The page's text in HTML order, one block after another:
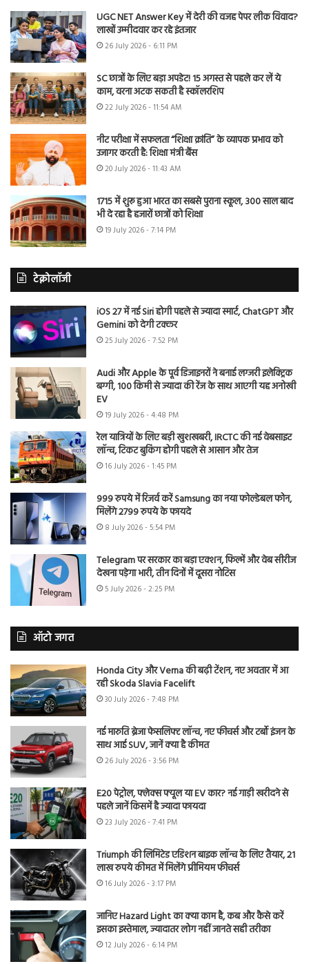
UGC NET Answer Key में देरी की वजह पेपर लीक विवाद?
लाखों उम्मीदवार कर रहे इंतजार
26 July 2026 - 6:11 PM
SC छात्रों के लिए बड़ा अपडेट! 15 अगस्त से पहले कर लें ये
काम, वरना अटक सकती है स्कॉलरशिप
22 July 2026 - 11:54 AM
नीट परीक्षा में सफलता “शिक्षा क्रांति” के व्यापक प्रभाव को
उजागर करती है: शिक्षा मंत्री बैंस
20 July 2026 - 11:43 AM
1715 में शुरू हुआ भारत का सबसे पुराना स्कूल, 300 साल बाद
भी दे रहा है हजारों छात्रों को शिक्षा
19 July 2026 - 7:14 PM
टेक्नोलॉजी
iOS 27 में नई Siri होगी पहले से ज्यादा स्मार्ट, ChatGPT और
Gemini को देगी टक्कर
25 July 2026 - 7:52 PM
Audi और Apple के पूर्व डिजाइनरों ने बनाई लग्जरी इलेक्ट्रिक
बग्गी, 100 किमी से ज्यादा की रेंज के साथ आएगी यह अनोखी
EV
19 July 2026 - 4:48 PM
रेल यात्रियों के लिए बड़ी खुशखबरी, IRCTC की नई वेबसाइट
लॉन्च, टिकट बुकिंग होगी पहले से आसान और तेज
16 July 2026 - 1:45 PM
999 रुपये में रिजर्व करें Samsung का नया फोल्डेबल फोन,
मिलेंगे 2799 रुपये के फायदे
8 July 2026 - 5:54 PM
Telegram पर सरकार का बड़ा एक्शन, फिल्में और वेब सीरीज
देखना पड़ेगा भारी, तीन दिनों में दूसरा नोटिस
5 July 2026 - 2:25 PM
ऑटो जगत
Honda City और Verna की बढ़ी टेंशन, नए अवतार में आ
रही Skoda Slavia Facelift
30 July 2026 - 7:48 PM
नई मारुति ब्रेजा फेसलिफ्ट लॉन्च, नए फीचर्स और टर्बो इंजन के
साथ आई SUV, जानें क्या है कीमत
26 July 2026 - 3:56 PM
E20 पेट्रोल, फ्लेक्स फ्यूल या EV कार? नई गाड़ी खरीदने से
पहले जानें किसमें है ज्यादा फायदा
23 July 2026 - 7:41 PM
Triumph की लिमिटेड एडिशन बाइक लॉन्च के लिए तैयार, 21
लाख रुपये कीमत में मिलेंगे प्रीमियम फीचर्स
16 July 2026 - 3:17 PM
जानिए Hazard Light का क्या काम है, कब और कैसे करें
इसका इस्तेमाल, ज्यादातर लोग नहीं जानते सही तरीका
12 July 2026 - 6:14 PM